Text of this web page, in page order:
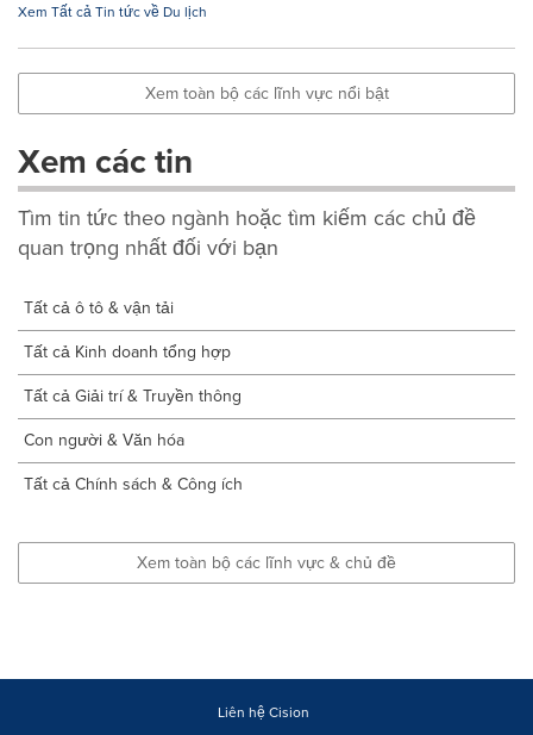
Xem Tất cả Tin tức về Du lịch
Xem toàn bộ các lĩnh vực nổi bật
Xem các tin
Tìm tin tức theo ngành hoặc tìm kiếm các chủ đề
quan trọng nhất đối với bạn
Tất cả ô tô & vận tải
Tất cả Kinh doanh tổng hợp
Tất cả Giải trí & Truyền thông
Con người & Văn hóa
Tất cả Chính sách & Công ích
Xem toàn bộ các lĩnh vực & chủ đề
Liên hệ Cision